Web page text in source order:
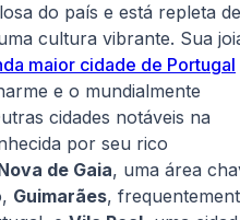
do país e está repleta de
cultura vibrante. Sua
maior cidade de Portugal
e o mundialmente
cidades notáveis na
por seu rico
de Gaia, uma área
Guimarães,